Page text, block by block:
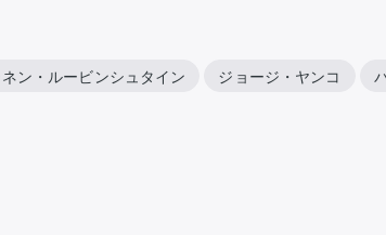
ン・ルービンシュタイン ジョージ・ヤンコ